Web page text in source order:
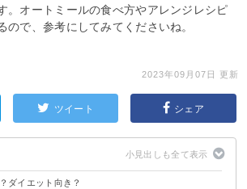
。オートミールの食べ方やアレンジレシピ
ので、参考にしてみてくださいね。
2023年09月07日 更新
ツイート シェア
ダイエット向き？